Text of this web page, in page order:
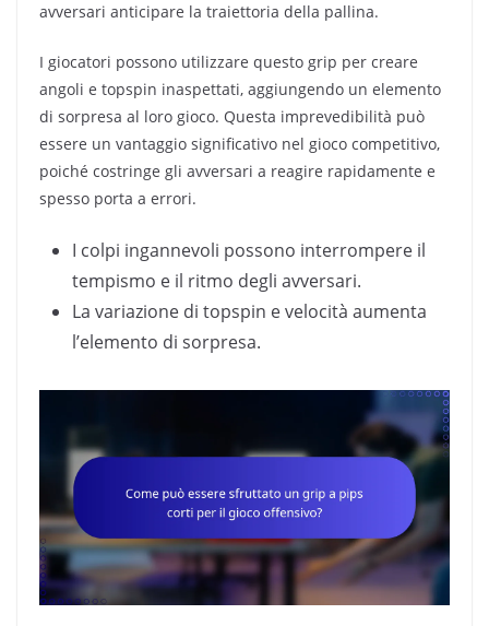
avversari anticipare la traiettoria della pallina.
I giocatori possono utilizzare questo grip per creare
angoli e topspin inaspettati, aggiungendo un elemento
di sorpresa al loro gioco. Questa imprevedibilità può
essere un vantaggio significativo nel gioco competitivo,
poiché costringe gli avversari a reagire rapidamente e
spesso porta a errori.
I colpi ingannevoli possono interrompere il
tempismo e il ritmo degli avversari.
La variazione di topspin e velocità aumenta
l’elemento di sorpresa.